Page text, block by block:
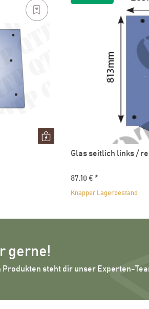
Glas seitlich links /
87,10 € *
Knapper Lagerbestand
gerne!
Produkten steht dir unser Experten-